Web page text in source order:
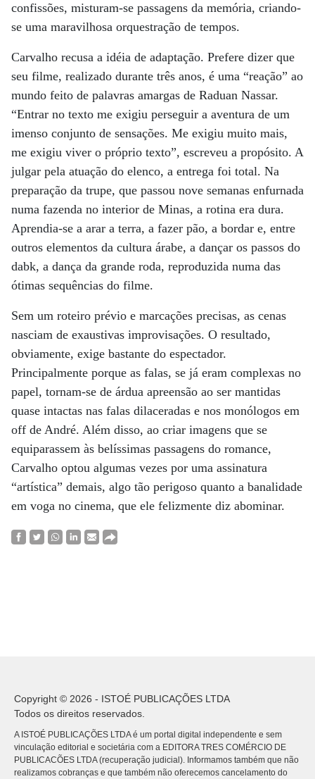
confissões, misturam-se passagens da memória, criando-
se uma maravilhosa orquestração de tempos.
Carvalho recusa a idéia de adaptação. Prefere dizer que
seu filme, realizado durante três anos, é uma “reação” ao
mundo feito de palavras amargas de Raduan Nassar.
“Entrar no texto me exigiu perseguir a aventura de um
imenso conjunto de sensações. Me exigiu muito mais,
me exigiu viver o próprio texto”, escreveu a propósito. A
julgar pela atuação do elenco, a entrega foi total. Na
preparação da trupe, que passou nove semanas enfurnada
numa fazenda no interior de Minas, a rotina era dura.
Aprendia-se a arar a terra, a fazer pão, a bordar e, entre
outros elementos da cultura árabe, a dançar os passos do
dabk, a dança da grande roda, reproduzida numa das
ótimas sequências do filme.
Sem um roteiro prévio e marcações precisas, as cenas
nasciam de exaustivas improvisações. O resultado,
obviamente, exige bastante do espectador.
Principalmente porque as falas, se já eram complexas no
papel, tornam-se de árdua apreensão ao ser mantidas
quase intactas nas falas dilaceradas e nos monólogos em
off de André. Além disso, ao criar imagens que se
equiparassem às belíssimas passagens do romance,
Carvalho optou algumas vezes por uma assinatura
“artística” demais, algo tão perigoso quanto a banalidade
em voga no cinema, que ele felizmente diz abominar.
Copyright © 2026 - ISTOÉ PUBLICAÇÕES LTDA
Todos os direitos reservados.
A ISTOÉ PUBLICAÇÕES LTDA é um portal digital independente e sem
vinculação editorial e societária com a EDITORA TRES COMÉRCIO DE
PUBLICACÕES LTDA (recuperação judicial). Informamos também que não
realizamos cobranças e que também não oferecemos cancelamento do